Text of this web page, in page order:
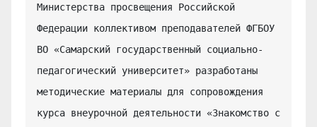
Министерства просвещения Российской
Федерации коллективом преподавателей ФГБОУ
ВО «Самарский государственный социально-
педагогический университет» разработаны
методические материалы для сопровождения
курса внеурочной деятельности «Знакомство с